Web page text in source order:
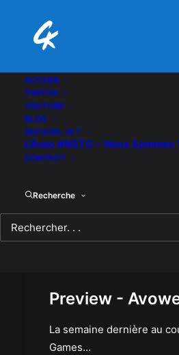
ACCUEIL
TWITCH
YOUTUBE
BLOG
QUI SUIS-JE ?
L’Asso #NSTG – Nous
CONTACT
Recherche
Preview -
La semaine dernière au
Games…